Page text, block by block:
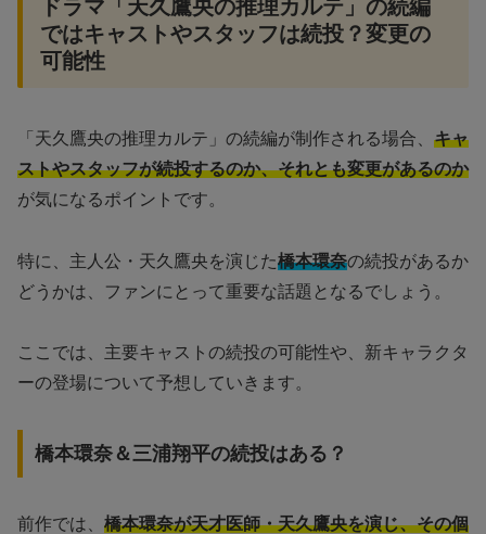
ドラマ「天久鷹央の推理カルテ」の続編
ではキャストやスタッフは続投？変更の
可能性
「天久鷹央の推理カルテ」の続編が制作される場合、 キャ
ストやスタッフが続投するのか、それとも変更があるのか
が気になるポイントです。
特に、主人公・天久鷹央を演じた橋本環奈の続投があるか
どうかは、ファンにとって重要な話題となるでしょう。
ここでは、主要キャストの続投の可能性や、新キャラクタ
ーの登場について予想していきます。
橋本環奈＆三浦翔平の続投はある？
前作では、 橋本環奈が天才医師・天久鷹央を演じ、その個